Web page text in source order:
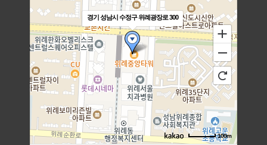
경기 성남시 수정구 위례광장로 300
100m